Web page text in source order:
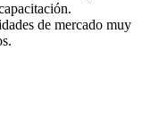
de mercado muy